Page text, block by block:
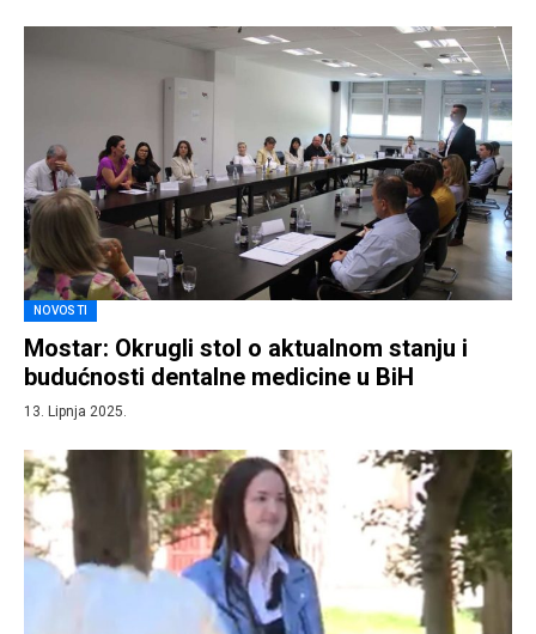
NOVOSTI
Mostar: Okrugli stol o aktualnom stanju i
budućnosti dentalne medicine u BiH
13. Lipnja 2025.